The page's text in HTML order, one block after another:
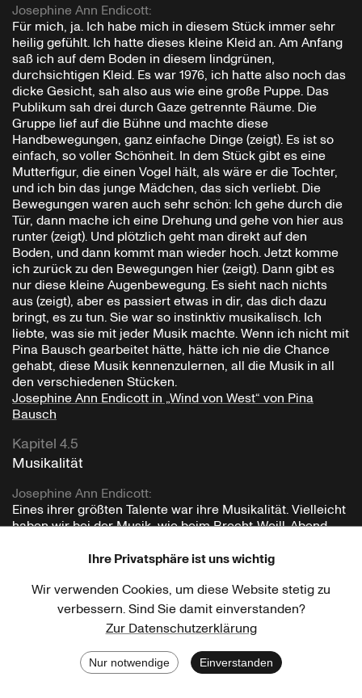
Josephine Ann Endicott:
Für mich, ja. Ich habe mich in diesem Stück immer sehr
heilig gefühlt. Ich hatte dieses kleine Kleid an. Am Anfang
saß ich auf dem Boden in diesem lindgrünen,
durchsichtigen Kleid. Es war 1976, ich hatte also noch das
dicke Gesicht, sah also aus wie eine große Puppe. Das
Publikum sah drei durch Gaze getrennte Räume. Die
Gruppe lief auf die Bühne und machte diese
Handbewegungen, ganz einfache Dinge (zeigt). Es ist so
einfach, so voller Schönheit. In dem Stück gibt es eine
Mutterfigur, die einen Vogel hält, als wäre er die Tochter,
und ich bin das junge Mädchen, das sich verliebt. Die
Bewegungen waren auch sehr schön: Ich gehe durch die
Tür, dann mache ich eine Drehung und gehe von hier aus
runter (zeigt). Und plötzlich geht man direkt auf den
Boden, und dann kommt man wieder hoch. Jetzt komme
ich zurück zu den Bewegungen hier (zeigt). Dann gibt es
nur diese kleine Augenbewegung. Es sieht nach nichts
aus (zeigt), aber es passiert etwas in dir, das dich dazu
bringt, es zu tun. Sie war so instinktiv musikalisch. Ich
liebte, was sie mit jeder Musik machte. Wenn ich nicht mit
Pina Bausch gearbeitet hätte, hätte ich nie die Chance
gehabt, diese Musik kennenzulernen, all die Musik in all
den verschiedenen Stücken.
Josephine Ann Endicott in „Wind von West“ von Pina
Bausch
Kapitel 4.5
Musikalität
Josephine Ann Endicott:
Eines ihrer größten Talente war ihre Musikalität. Vielleicht
haben wir bei der Musik, wie beim Brecht-Weill-Abend,
dieser Musik machte, waren auch für mich einfach
den Text nicht so gut. Der Brecht-Text war sehr deutsch,
aber er spielte für mich keine Rolle, weil die Musik so
kraftvoll war. Ich wusste genug über die Geschichte, um
die Person darzustellen, die ich spielte. Als ich 58 war und
dieselbe Rolle spielte – die Rolle der Anna –, verstand ich
den Text besser. Vielleicht habe ich die Rolle sogar mit
Ihre Privatsphäre ist uns wichtig
Wir verwenden Cookies, um diese Website stetig zu
verbessern. Sind Sie damit einverstanden?
Zur Datenschutzerklärung
Nur notwendige Einverstanden